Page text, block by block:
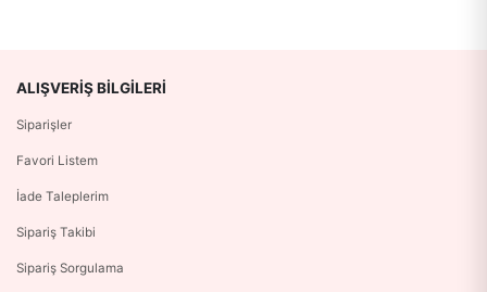
ALIŞVERIŞ BILGILERI
Siparişler
Favori Listem
İade Taleplerim
Sipariş Takibi
Sipariş Sorgulama